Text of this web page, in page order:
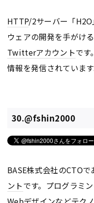
HTTP/2サーバー「
ウェアの開発を手がけ
Twitterアカウントです
情報を発信されていま
30.@fshin2000
BASE株式会社のCTO
ントです。プログラミ